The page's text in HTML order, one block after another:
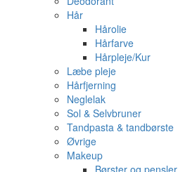
Hår
Hårolie
Hårfarve
Hårpleje/Kur
Læbe pleje
Hårfjerning
Neglelak
Sol & Selvbruner
Tandpasta & tandbørste
Øvrige
Makeup
Børster og pensler